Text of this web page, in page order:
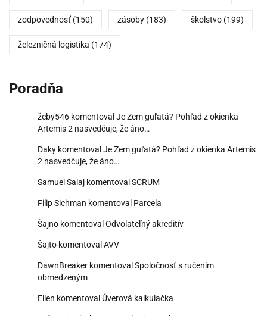
zodpovednosť (150) zásoby (183) školstvo (199)
železničná logistika (174)
Poradňa
žeby546 komentoval Je Zem guľatá? Pohľad z okienka
Artemis 2 nasvedčuje, že áno…
Daky komentoval Je Zem guľatá? Pohľad z okienka Artemis
2 nasvedčuje, že áno…
Samuel Salaj komentoval SCRUM
Filip Sichman komentoval Parcela
Šajno komentoval Odvolateľný akreditív
Šajto komentoval AVV
DawnBreaker komentoval Spoločnosť s ručením
obmedzeným
Ellen komentoval Úverová kalkulačka